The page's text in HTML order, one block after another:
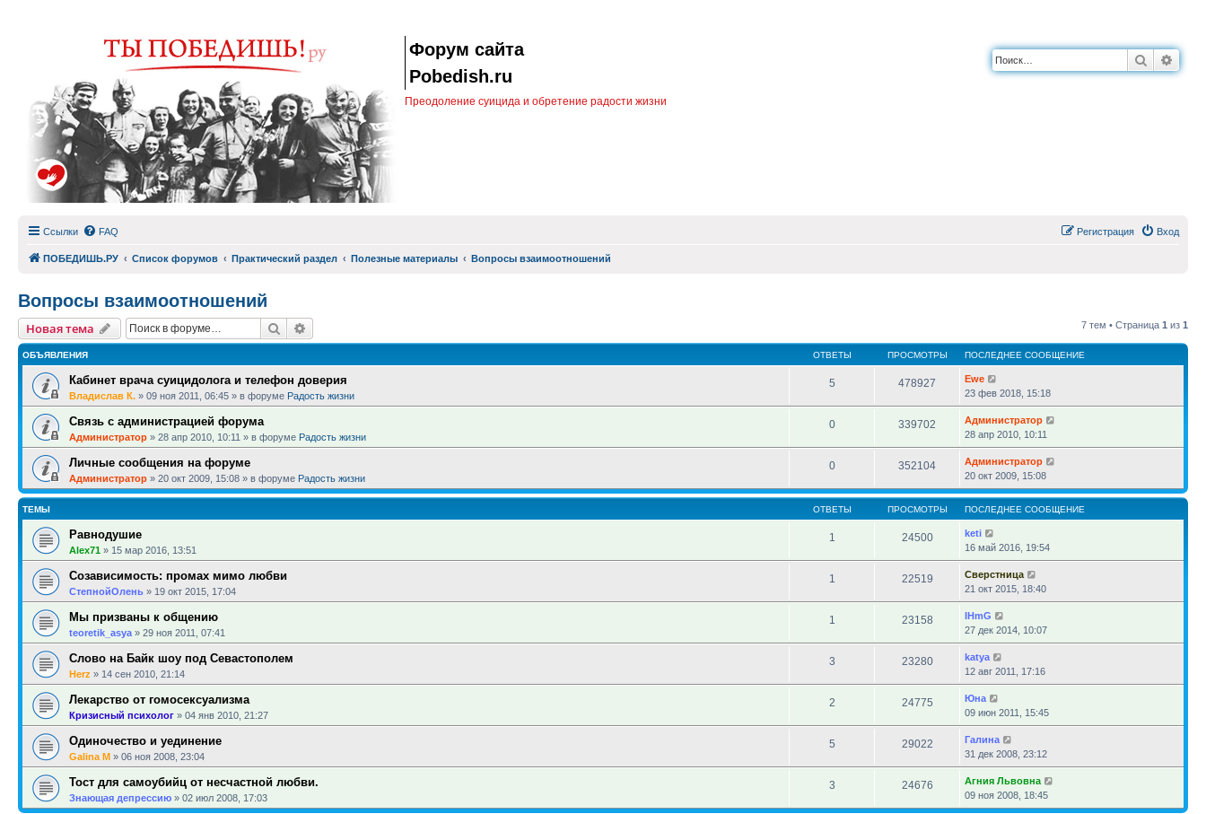
Форум сайта
Pobedish.ru
Преодоление суицида и обретение радости жизни
Поиск
Ссылки FAQ Вход
Регистрация
ПОБЕДИШЬ.РУ Список форумов Практический раздел Полезные материалы Вопросы взаимоотношений
Вопросы взаимоотношений
Новая тема Поиск 7 тем • Страница 1 из 1
ОБЪЯВЛЕНИЯ ОТВЕТЫ ПРОСМОТРЫ ПОСЛЕДНЕЕ СООБЩЕНИЕ
Кабинет врача суицидолога и телефон доверия
Владислав К. » 09 ноя 2011, 06:45 » в форуме Радость жизни
5 478927
Ewe
23 фев 2018, 15:18
Связь с администрацией форума
Администратор » 28 апр 2010, 10:11 » в форуме Радость жизни
0 339702
Администратор
28 апр 2010, 10:11
Личные сообщения на форуме
Администратор » 20 окт 2009, 15:08 » в форуме Радость жизни
0 352104
Администратор
20 окт 2009, 15:08
ТЕМЫ ОТВЕТЫ ПРОСМОТРЫ ПОСЛЕДНЕЕ СООБЩЕНИЕ
Равнодушие
Alex71 » 15 мар 2016, 13:51
1 24500
keti
16 май 2016, 19:54
Созависимость: промах мимо любви
СтепнойОлень » 19 окт 2015, 17:04
1 22519
Сверстница
21 окт 2015, 18:40
Мы призваны к общению
teoretik_asya » 29 ноя 2011, 07:41
1 23158
IHmG
27 дек 2014, 10:07
Слово на Байк шоу под Севастополем
Herz » 14 сен 2010, 21:14
3 23280
katya
12 авг 2011, 17:16
Лекарство от гомосексуализма
Кризисный психолог » 04 янв 2010, 21:27
2 24775
Юна
09 июн 2011, 15:45
Одиночество и уединение
Galina M » 06 ноя 2008, 23:04
5 29022
Галина
31 дек 2008, 23:12
Тост для самоубийц от несчастной любви.
Знающая депрессию » 02 июл 2008, 17:03
3 24676
Агния Львовна
09 ноя 2008, 18:45